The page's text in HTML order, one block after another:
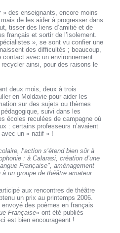
» des enseignants, encore moins
de les aider à progresser dans
tisser des liens d’amitié et de
français et sortir de l’isolement.
», se sont vu confier une
des difficultés ; beaucoup,
contact avec un environnement
ainsi, pour des raisons le
deux mois, deux à trois
en Moldavie pour aider les
sur des sujets ou thèmes
suivi dans les
écoles reculées de campagne où
: certains professeurs n’avaient
avec un « natif » !
l’action s’étend bien sûr à
: à Calarasi, création d’une
Française", aménagement
un groupe de théâtre amateur.
aux rencontres de théâtre
un prix au printemps 2006.
des poèmes en français
Française« ont été publiés
est bien encourageant !